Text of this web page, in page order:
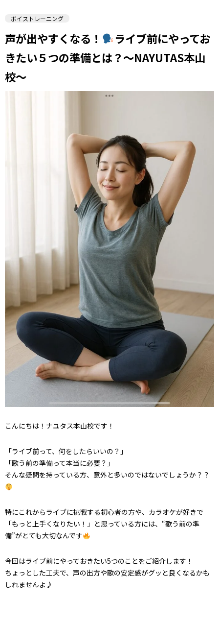
ボイストレーニング
声が出やすくなる！
ライブ前にやってお
きたい５つの準備とは？〜NAYUTAS本山
校〜
こんにちは！ナユタス本山校です！
「ライブ前って、何をしたらいいの？」
「歌う前の準備って本当に必要？」
そんな疑問を持っている方、意外と多いのではないでしょうか？？
特にこれからライブに挑戦する初心者の方や、カラオケが好きで
「もっと上手くなりたい！」と思っている方には、“歌う前の準
備”がとても大切なんです
今回はライブ前にやっておきたい5つのことをご紹介します！
ちょっとした工夫で、 声の出方や歌の安定感がグッと良くなるかも
しれませんよ♪